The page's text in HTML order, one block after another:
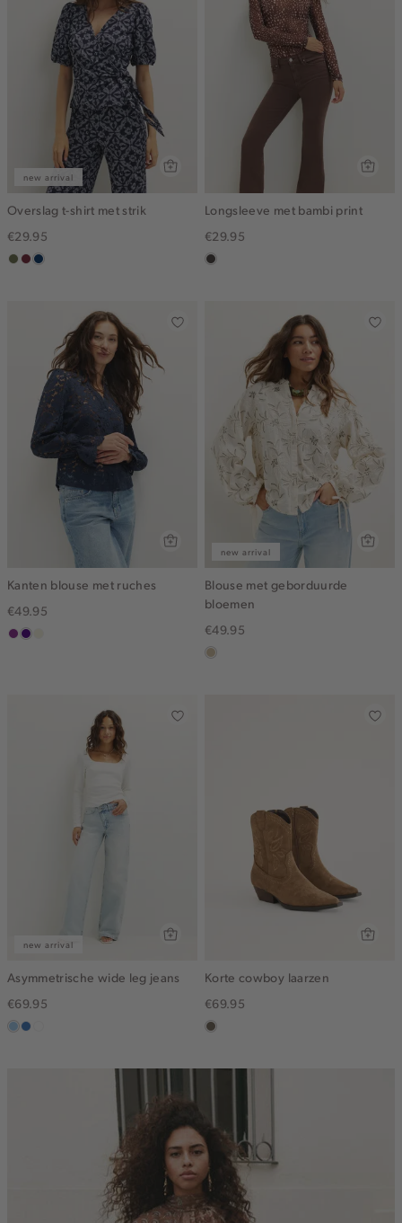
new arrival
Overslag t-shirt met strik
€29.95
groen,
brique
donkerblauw
Longsleeve met bambi print
€29.95
choco
Kanten blouse met ruches
€49.95
middenpaars
indigo
new arrival
Blouse met geborduurde
bloemen
€49.95
lichtzand
new arrival
Asymmetrische wide leg jeans
€69.95
blauw,blauw,
Korte cowboy laarzen
€69.95
middenbruin